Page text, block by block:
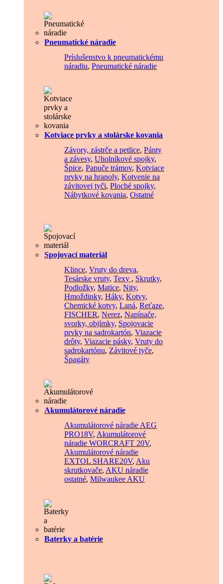
Pneumatické náradie
Príslušenstvo k pneumatickému
náradiu, Pneumatické náradie
Kotviace prvky a stolárske kovania
Závory, zástrče a petlice, Pánty
a závesy, Uholníkové spojky,
Špice, Papuče trámov, Kotviace
prvky na hranoly, Kotvenie na
závitovej tyči, Ploché spojky,
Nábytkové kovania, Ostatné
Spojovací materiál
Klince, Vruty do dreva,
Tesárske vruty, Texy , Skrutky,
Podložky, Matice, Nity,
Hmoždinky, Háky, Kotvy,
Chemické kotvy, Laná, Reťaze,
FISCHER, Nerez, Napínače,
svorky, objímky, Spojovacie
prvky na sadrokartón, Viazacie
drôty, Viazacie pásky, Vruty do
sadrokartónu, Závitové tyče,
Špagáty
Akumulátorové náradie
Akumulátorové náradie AEG
PRO18V, Akumulátorové
náradie WORCRAFT 20V,
Akumulátorové náradie
EXTOL SHARE20V, Aku
skrutkovače, AKU náradie
ostatné, Milwaukee AKU
Baterky a batérie